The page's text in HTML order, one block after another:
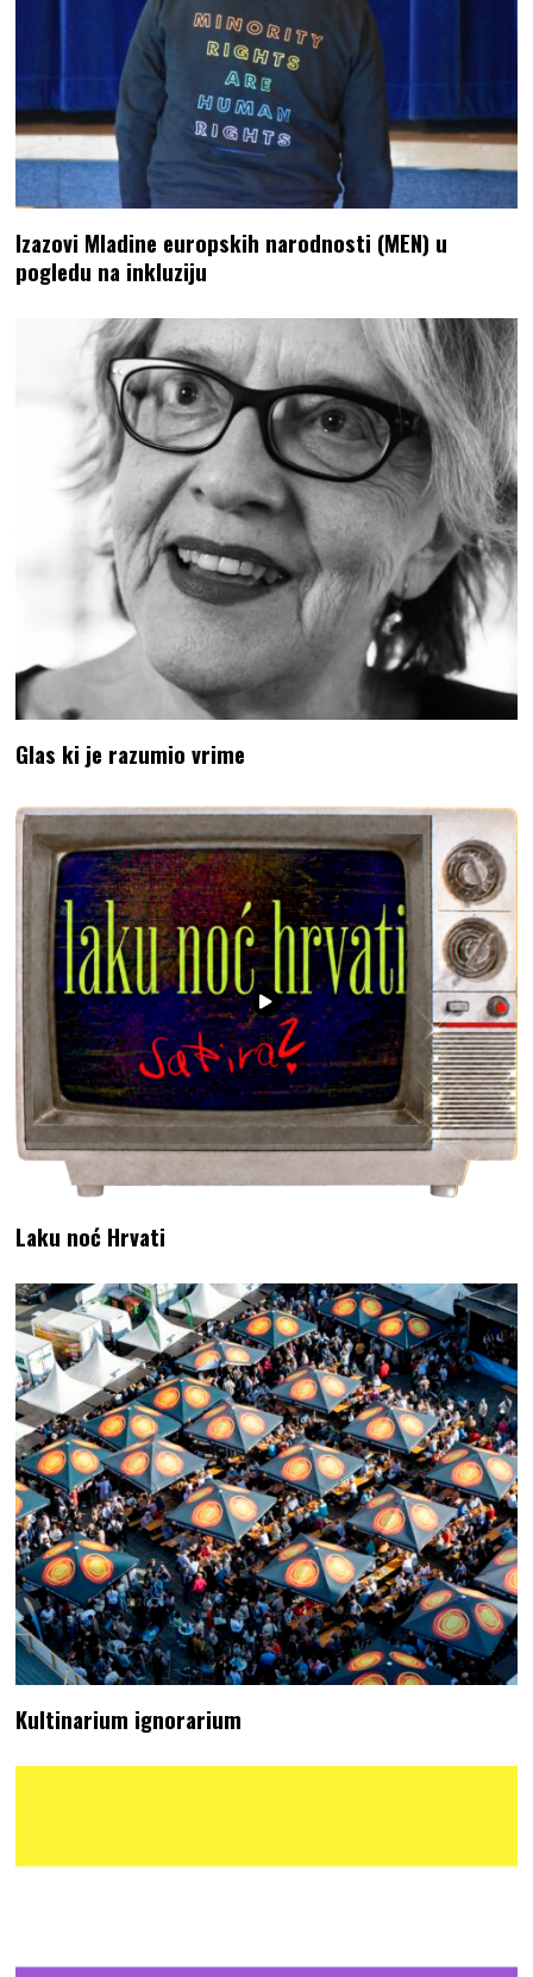
Izazovi Mladine europskih narodnosti (MEN) u
pogledu na inkluziju
Glas ki je razumio vrime
Laku noć Hrvati
Kultinarium ignorarium